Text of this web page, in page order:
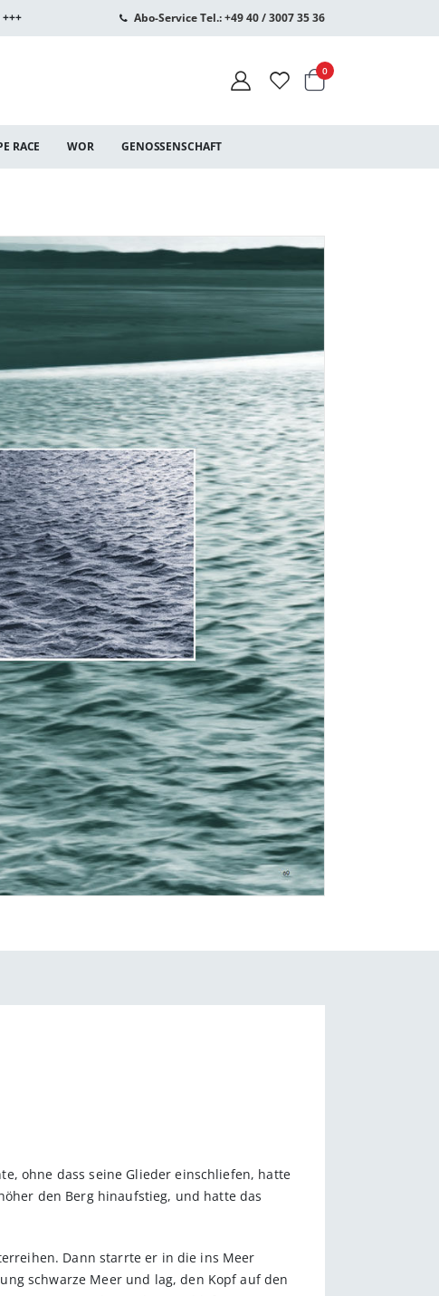
Abo-Service Tel.: +49 40 / 3007 35 36
Warenkorb
0Artikel
RACE WOR GENOSSENSCHAFT
ohne dass seine Glieder einschliefen, hatte
den Berg hinaufstieg, und hatte das
Dann starrte er in die ins Meer
schwarze Meer und lag, den Kopf auf den